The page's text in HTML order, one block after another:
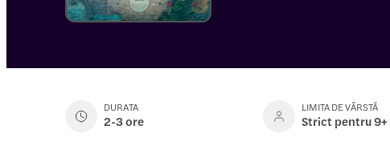
DURATA
2-3 ore
LIMITA DE VÂRSTĂ
Strict pentru 9+